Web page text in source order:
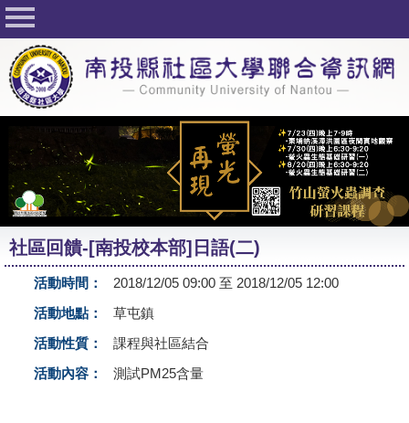
回首頁
關於社大
公佈欄
行事曆
最新活動
活動花絮
課程一覽表
志工與社團
友站連結
社區回饋-[南投校本部]日語(二)
活動時間：
2018/12/05 09:00 至 2018/12/05 12:00
活動地點：
草屯鎮
活動性質：
課程與社區結合
活動內容：
測試PM25含量